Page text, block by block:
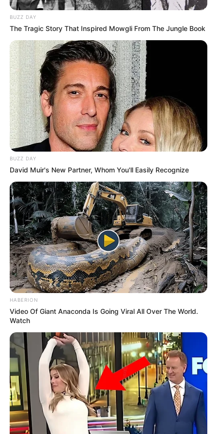
4ème: 18 KOCTEL DU DAIN
5ème: 15 KEEP GOING
6ème: 16 KRACK TIME ATOUT
7ème: 11 IMMORTAL DOC
Les regrets ou en cas de non-partant : 14 EXECUTIV EK
et/ou 8 KANTO AVIS
Les Pronos Spot Fonctionnent à nouveau!
Une quarantaine depronostics de la meilleure presse du
PMU à consulter ici!
Synthèse incontournable du Quinté du jour
en 5 chevaux proposée par Logic-Prono
Nouveau!Obtenez en quelques secondes le meilleur
pronostic Quinté du jour. Grâce à cette nouvelle version de
LOGIC-PRONO, le simulateur automatique de pronostics
PMU. Véritable service en or offert aux parieurs, pour un
Turf 100% gratuit. Choisissez parmi les 38 pronostics de la
presse du jour et passez les à la « moulinette ».
Quelle est l’arrivée et qui est le cheval
gagnant du PRONOSTIC QUINTÉ PRIX TENOR
DE BAUNE-AMERIQUE RACES Q4 ?
12 – 11 – 14 – 16 – 7
Retrouvez également les principaux pronostics Quinté de
la presse, ainsi qu’une synthèse du Tiercé Quarté Quinté
réalisée avec les meilleurs pronostiqueurs du moment, voir
un peu plus bas sur cette même page.
BUZZ DAY
The Tragic Story That Inspired Mowgli From The Jungle Book
BUZZ DAY
David Muir's New Partner, Whom You'll Easily Recognize
HABERION
Video Of Giant Anaconda Is Going Viral All Over The World.
Watch